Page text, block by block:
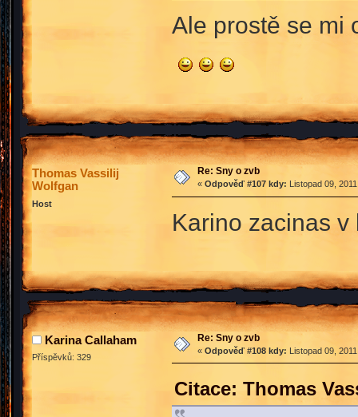
Ale prostě se mi
Thomas Vassilij
Wolfgan
Host
Re: Sny o zvb
« Odpověď #107 kdy: Listopad 09,
Karino zacinas
Karina Callaham
Příspěvků: 329
Re: Sny o zvb
« Odpověď #108 kdy: Listopad 09,
Citace: Thomas